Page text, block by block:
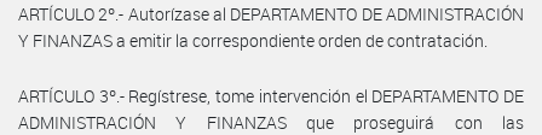
ARTÍCULO 2º.- Autorízase al DEPARTAMENTO DE ADMINISTRACIÓN
Y FINANZAS a emitir la correspondiente orden de contratación.
ARTÍCULO 3º.- Regístrese, tome intervención el DEPARTAMENTO DE
ADMINISTRACIÓN Y FINANZAS que proseguirá con las